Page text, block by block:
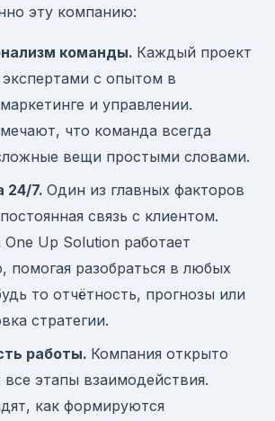
эту компанию:
команды. Каждый проект
экспертами с опытом в
и управлении.
что команда всегда
вещи простыми словами.
24/7. Один из главных факторов
связь с клиентом.
Up Solution работает
помогая разобраться в любых
то отчётность, прогнозы или
стратегии.
работы. Компания открыто
все этапы взаимодействия.
как формируются